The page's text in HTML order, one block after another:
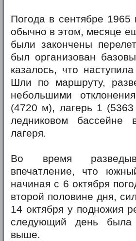
Погода в сентябре
обычно в этом, месяце
были закончены
был организован
казалось, что
Шли по маршруту,
небольшими
(4720 м), лагерь 1
ледниковом бассейне
лагеря.
Во время
впечатление, что
начиная с 6 октября
второй половине дня,
14 октября у подножия
следующий день была
выше.